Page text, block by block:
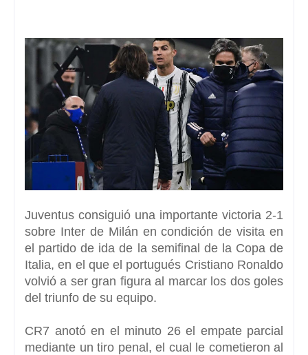
Juventus consiguió una importante victoria 2-1
sobre Inter de Milán en condición de visita en
el partido de ida de la semifinal de la Copa de
Italia, en el que el portugués Cristiano Ronaldo
volvió a ser gran figura al marcar los dos goles
del triunfo de su equipo.
CR7 anotó en el minuto 26 el empate parcial
mediante un tiro penal, el cual le cometieron al